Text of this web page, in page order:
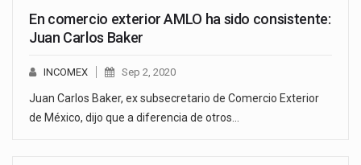
En comercio exterior AMLO ha sido consistente:
Juan Carlos Baker
INCOMEX Sep 2, 2020
Juan Carlos Baker, ex subsecretario de Comercio Exterior
de México, dijo que a diferencia de otros…